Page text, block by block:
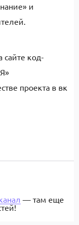
и
сайте код-
проекта в вк
— там еще